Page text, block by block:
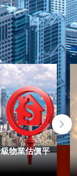
物業估價平